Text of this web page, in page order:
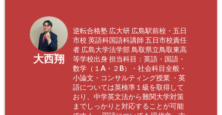
大西翔
逆転合格塾 広大研 広島駅前校・五日
市校 英語科国語科講師 五日市校責任
者 広島大学法学部 鳥取県立鳥取東高
等学校出身 担当科目：英語・国語・
数学（１A・２B）・社会科目全般・
小論文・コンサルティング授業 ・英
語については英検準１級を取得して
おり、中学英文法から難関大学対策
までしっかりと対応することが可能